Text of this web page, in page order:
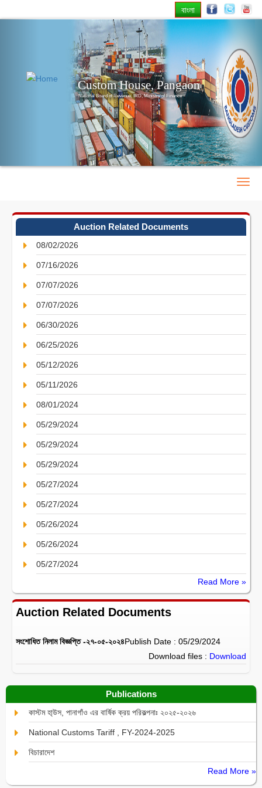
বাংলা
Custom House, Pangaon
National Board of Revenue, IRD, Ministry of Finance
Auction Related Documents
08/02/2026
07/16/2026
07/07/2026
07/07/2026
06/30/2026
06/25/2026
05/12/2026
05/11/2026
08/01/2024
05/29/2024
05/29/2024
05/29/2024
05/27/2024
05/27/2024
05/26/2024
05/26/2024
05/27/2024
Read More »
Auction Related Documents
সংশোধিত নিলাম বিজ্ঞপ্তি -২৭-০৫-২০২৪Publish Date : 05/29/2024
Download files : Download
Publications
কাস্টম হা্উস, পানাগাঁও এর বার্ষিক ক্রয় পরিকল্পনাঃ ২০২৫-২০২৬
National Customs Tariff , FY-2024-2025
বিচারাদেশ
Read More »